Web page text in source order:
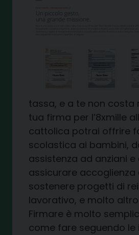
tassa, e a te non costa
tua firma per l’8xmille
cattolica potrai offrire
scolastica ai bambini,
assistenza ad anziani e
assicurare accoglienza
sostenere progetti di
lavorativo, e molto
Firmare è molto
come fare seguendo le